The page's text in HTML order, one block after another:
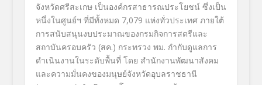
จังหวัดศรีสะเกษ เป็นองค์กรสาธารณประโยชน์ ซึ่งเป็น
หนึ่งในศูนย์ฯ ที่มีทั้งหมด 7,079 แห่งทั่วประเทศ ภายใต้
การสนับสนุนงบประมาณของกรมกิจการสตรีและ
สถาบันครอบครัว (สค.) กระทรวง พม. กำกับดูแลการ
ดำเนินงานในระดับพื้นที่ โดย สำนักงานพัฒนาสังคม
และความมั่นคงของมนุษย์จังหวัดอุบลราชธานี